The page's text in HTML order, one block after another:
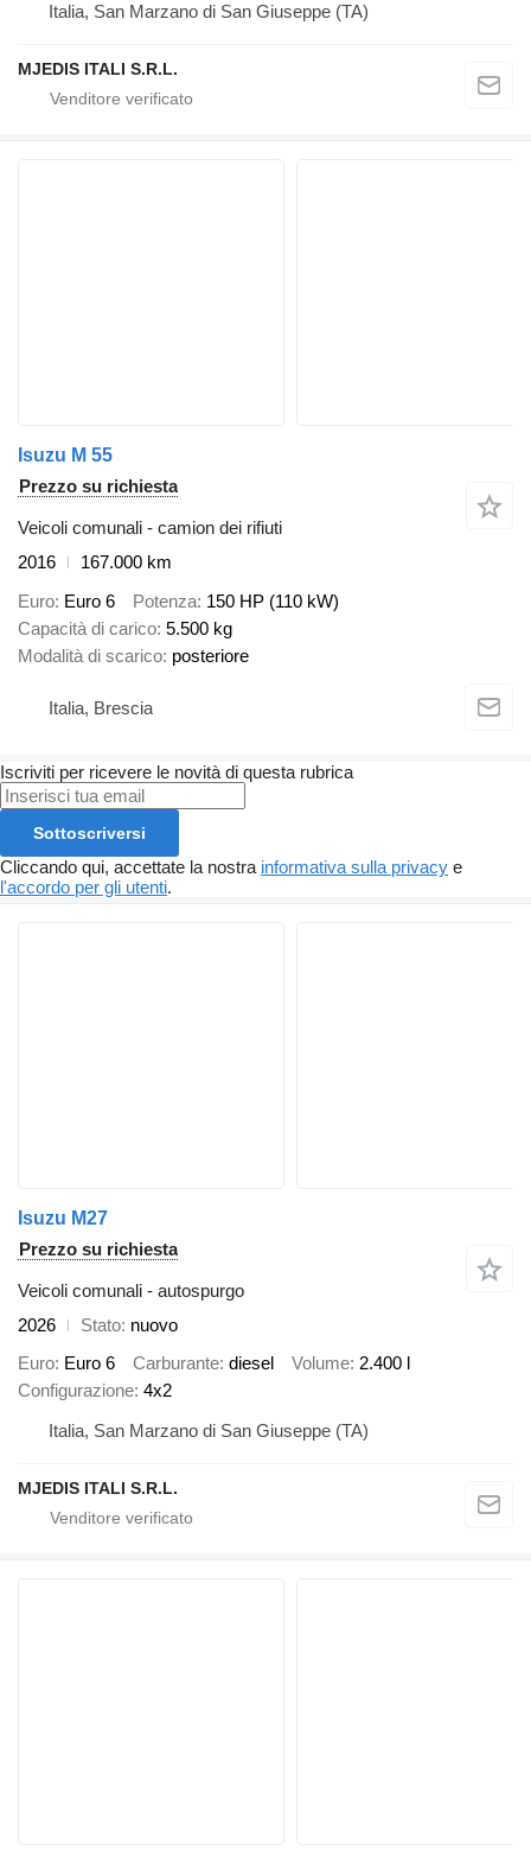
Italia, San Marzano di San Giuseppe (TA)
MJEDIS ITALI S.R.L.
Isuzu M 55
Prezzo su richiesta
Veicoli comunali - camion dei rifiuti
2016
167.000 km
Euro Euro 6 Potenza 150 HP (110 kW)
Capacità di carico 5.500 kg
Modalità di scarico posteriore
Italia, Brescia
Iscriviti per ricevere le novità di questa rubrica
Sottoscriversi
Cliccando qui, accettate la nostra informativa sulla privacy e
l'accordo per gli utenti.
Isuzu M27
Prezzo su richiesta
Veicoli comunali - autospurgo
2026
Stato nuovo
Euro Euro 6 Carburante diesel Volume 2.400 l
Configurazione 4x2
Italia, San Marzano di San Giuseppe (TA)
MJEDIS ITALI S.R.L.